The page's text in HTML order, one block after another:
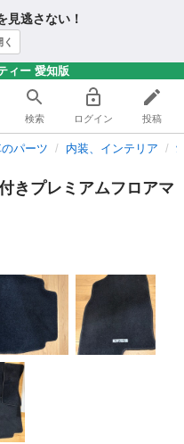
見逃さない！
く
ィー 愛知版
検索 ログイン 投稿
パーツ 内装、インテリア
きプレミアムフロアマ